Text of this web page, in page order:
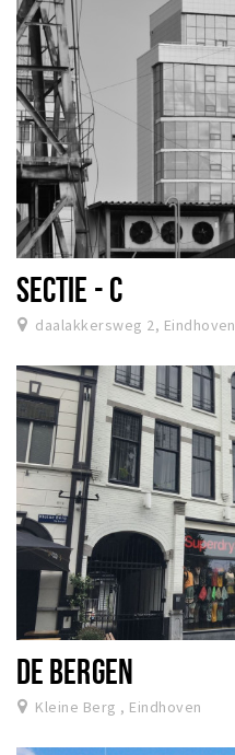
SECTIE - C
daalakkersweg 2, Eindhoven
DE BERGEN
Kleine Berg , Eindhoven